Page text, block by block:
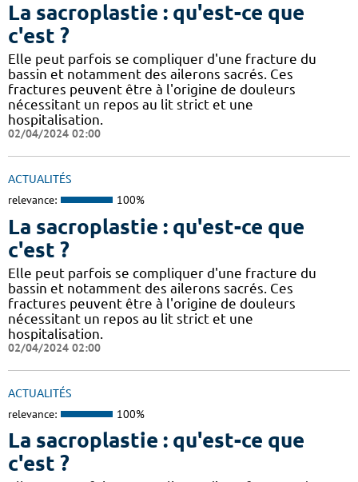
La sacroplastie : qu'est-ce que
c'est ?
Elle peut parfois se compliquer d'une fracture du
bassin et notamment des ailerons sacrés. Ces
fractures peuvent être à l'origine de douleurs
nécessitant un repos au lit strict et une
hospitalisation.
02/04/2024 02:00
ACTUALITÉS
relevance: 100%
La sacroplastie : qu'est-ce que
c'est ?
Elle peut parfois se compliquer d'une fracture du
bassin et notamment des ailerons sacrés. Ces
fractures peuvent être à l'origine de douleurs
nécessitant un repos au lit strict et une
hospitalisation.
02/04/2024 02:00
ACTUALITÉS
relevance: 100%
La sacroplastie : qu'est-ce que
c'est ?